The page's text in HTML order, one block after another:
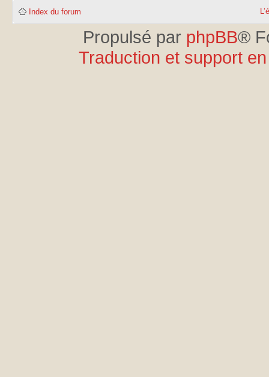
Index du forum
Propulsé par phpBB®
Traduction et support